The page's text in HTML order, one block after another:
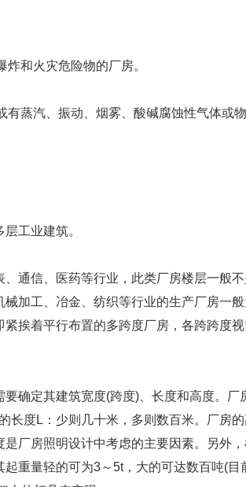
和火灾危险物的厂房。
蒸汽、振动、烟雾、酸碱腐蚀性气体或
工业建筑。
信、医药等行业，此类厂房楼层一般不
加工、冶金、纺织等行业的生产厂房一
挨着平行布置的多跨度厂房，各跨跨度
定其建筑宽度(跨度)、长度和高度。厂
长度L：少则几十米，多则数百米。厂房
厂房照明设计中考虑的主要因素。另外
重量轻的可为3～5t，大的可达数百吨(目